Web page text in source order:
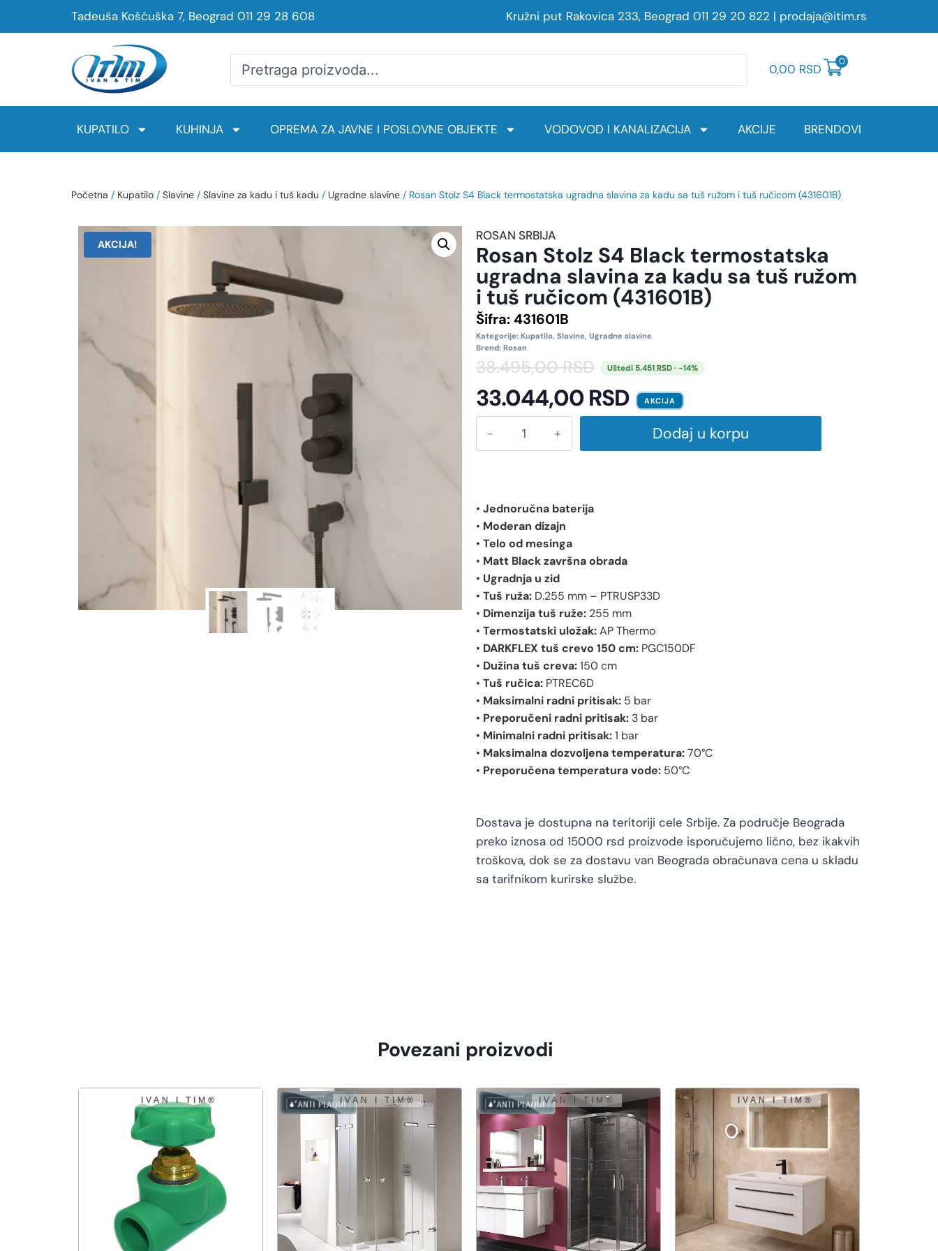
Tadeuša Košćuška 7, Beograd 011 29 28 608 Kružni put Rakovica 233, Beograd 011 29 20 822 | prodaja@itim.rs
0,00 RSD
0
KUPATILO KUHINJA OPREMA ZA JAVNE I POSLOVNE OBJEKTE VODOVOD I KANALIZACIJA AKCIJE BRENDOVI
Početna / Kupatilo / Slavine / Slavine za kadu i tuš kadu / Ugradne slavine / Rosan Stolz S4 Black termostatska ugradna slavina za kadu sa tuš ružom i tuš ručicom (431601B)
AKCIJA!
ROSAN SRBIJA
Rosan Stolz S4 Black termostatska
ugradna slavina za kadu sa tuš ružom
i tuš ručicom (431601B)
Šifra:431601B
Kategorije: Kupatilo, Slavine, Ugradne slavine
Brend: Rosan
38.495,00RSD Uštedi 5.451 RSD · -14%
33.044,00RSD AKCIJA
Dodaj u korpu
• Jednoručna baterija
• Moderan dizajn
• Telo od mesinga
• Matt Black završna obrada
• Ugradnja u zid
• Tuš ruža: D.255 mm – PTRUSP33D
• Dimenzija tuš ruže: 255 mm
• Termostatski uložak:AP Thermo
• DARKFLEX tuš crevo 150 cm: PGC150DF
• Dužina tuš creva:150 cm
• Tuš ručica: PTREC6D
• Maksimalni radni pritisak: 5 bar
• Preporučeni radni pritisak: 3 bar
• Minimalni radni pritisak:1 bar
• Maksimalna dozvoljena temperatura:70°C
• Preporučena temperatura vode: 50°C
Dostava je dostupna na teritoriji cele Srbije. Za područje Beograda
preko iznosa od 15000 rsd proizvode isporučujemo lično, bez ikakvih
troškova, dok se za dostavu van Beograda obračunava cena u skladu
sa tarifnikom kurirske službe.
Povezani proizvodi